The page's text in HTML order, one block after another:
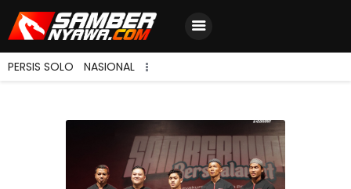
PERSIS SOLO NASIONAL
Berita Terbaru
Jadwal & Hasil
Klasemen